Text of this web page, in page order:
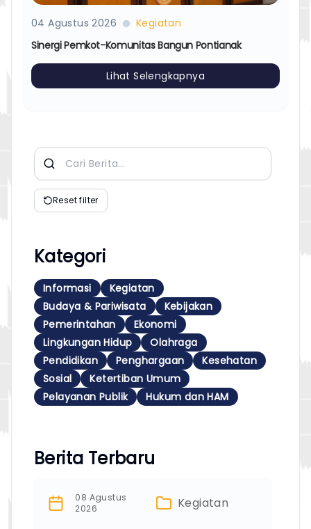
04 Agustus 2026
Kegiatan
Sinergi Pemkot-Komunitas Bangun Pontianak
Lihat Selengkapnya
Reset filter
Kategori
Informasi
Kegiatan
Budaya & Pariwisata
Kebijakan
Pemerintahan
Ekonomi
Lingkungan Hidup
Olahraga
Pendidikan
Penghargaan
Kesehatan
Sosial
Ketertiban Umum
Pelayanan Publik
Hukum dan HAM
Berita Terbaru
08 Agustus
2026
Kegiatan